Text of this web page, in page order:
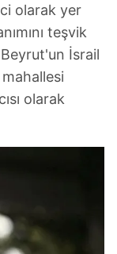
olarak yer
teşvik
İsrail
olarak